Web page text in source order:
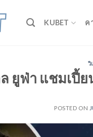
KUBET ค
วิ
ยูฟ่า แชมเปี้
POSTED ON